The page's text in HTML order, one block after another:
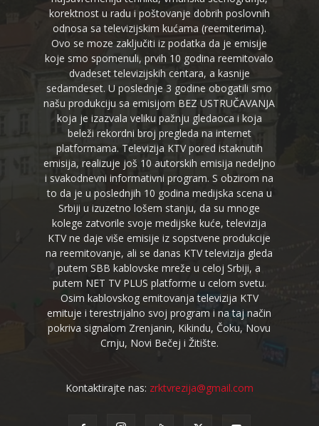
korektnost u radu i poštovanje dobrih poslovnih
odnosa sa televizijskim kućama (reemiterima).
Ovo se moze zaključiti iz podatka da je emisije
koje smo spomenuli, prvih 10 godina reemitovalo
dvadeset televizijskih centara, a kasnije
sedamdeset. U poslednje 3 godine obogatili smo
našu produkciju sa emisijom BEZ USTRUČAVANJA
koja je izazvala veliku pažnju gledaoca i koja
beleži rekordni broj pregleda na internet
platformama. Televizija KTV pored istaknutih
emisija, realizuje još 10 autorskih emisija nedeljno
i svakodnevni informativni program. S obzirom na
to da je u poslednjih 10 godina medijska scena u
Srbiji u izuzetno lošem stanju, da su mnoge
kolege zatvorile svoje medijske kuće, televizija
KTV ne daje više emisije iz sopstvene produkcije
na reemitovanje, ali se danas KTV televizija gleda
putem SBB kablovske mreže u celoj Srbiji, a
putem NET TV PLUS platforme u celom svetu.
Osim kablovskog emitovanja televizija KTV
emituje i terestrijalno svoj program i na taj način
pokriva signalom Zrenjanin, Kikindu, Čoku, Novu
Crnju, Novi Bečej i Žitište.
Kontaktirajte nas: zrktvrezija@gmail.com